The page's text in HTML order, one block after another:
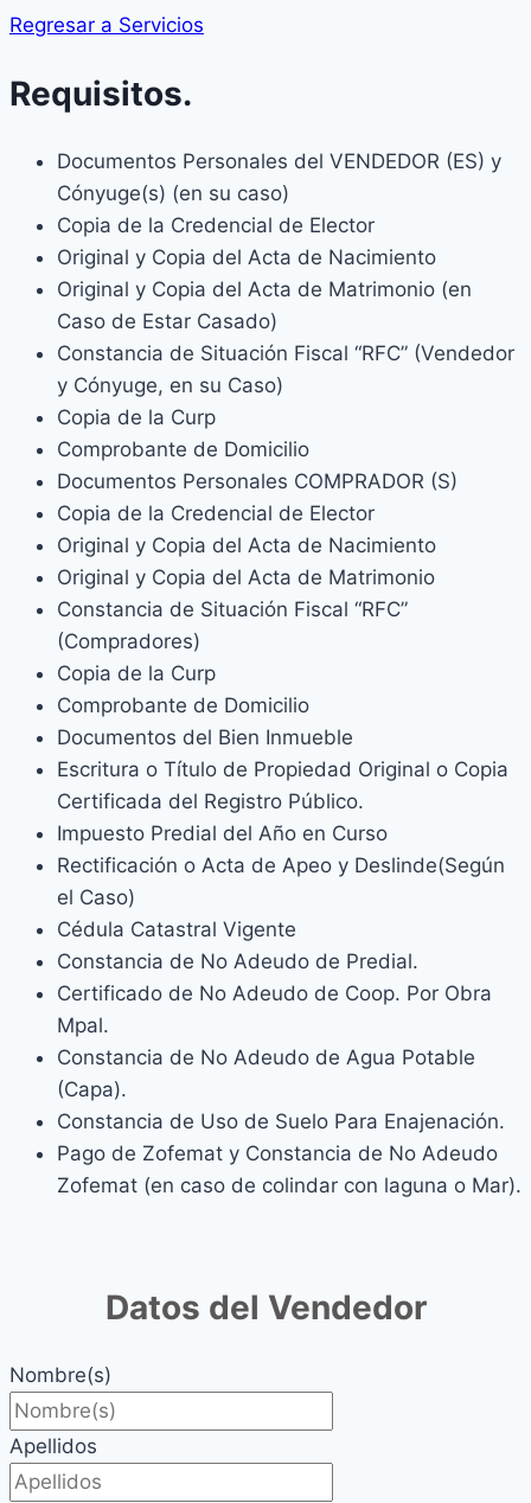
Regresar a Servicios
Requisitos.
Documentos Personales del VENDEDOR (ES) y
Cónyuge(s) (en su caso)
Copia de la Credencial de Elector
Original y Copia del Acta de Nacimiento
Original y Copia del Acta de Matrimonio (en
Caso de Estar Casado)
Constancia de Situación Fiscal “RFC” (Vendedor
y Cónyuge, en su Caso)
Copia de la Curp
Comprobante de Domicilio
Documentos Personales COMPRADOR (S)
Copia de la Credencial de Elector
Original y Copia del Acta de Nacimiento
Original y Copia del Acta de Matrimonio
Constancia de Situación Fiscal “RFC”
(Compradores)
Copia de la Curp
Comprobante de Domicilio
Documentos del Bien Inmueble
Escritura o Título de Propiedad Original o Copia
Certificada del Registro Público.
Impuesto Predial del Año en Curso
Rectificación o Acta de Apeo y Deslinde(Según
el Caso)
Cédula Catastral Vigente
Constancia de No Adeudo de Predial.
Certificado de No Adeudo de Coop. Por Obra
Mpal.
Constancia de No Adeudo de Agua Potable
(Capa).
Constancia de Uso de Suelo Para Enajenación.
Pago de Zofemat y Constancia de No Adeudo
Zofemat (en caso de colindar con laguna o Mar).
Datos del Vendedor
Nombre(s)
Apellidos